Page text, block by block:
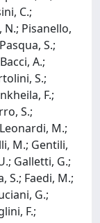
C.;
Pisanello,
S.;
A.;
S.;
F.;
S.;
M.;
M.; Gentili,
Galletti, G.;
S.; Faedi, M.;
G.;
F.;